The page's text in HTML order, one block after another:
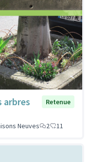
arbres
Retenue
Neuves 2 11